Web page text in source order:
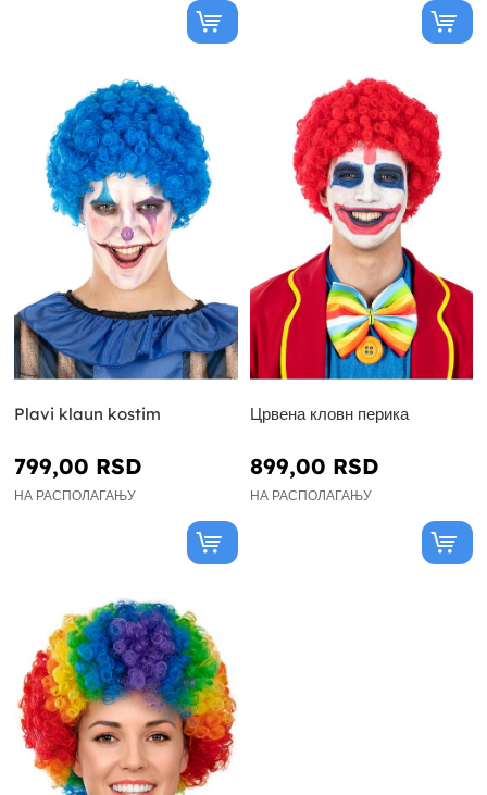
Plavi klaun kostim
799,00 RSD
НА РАСПОЛАГАЊУ
Црвена кловн перика
899,00 RSD
НА РАСПОЛАГАЊУ